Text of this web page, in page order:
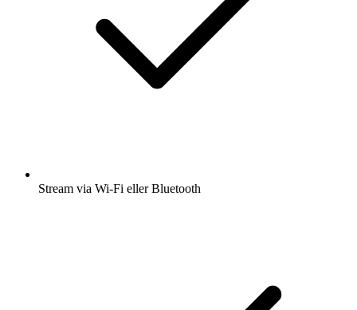
Stream via Wi-Fi eller Bluetooth